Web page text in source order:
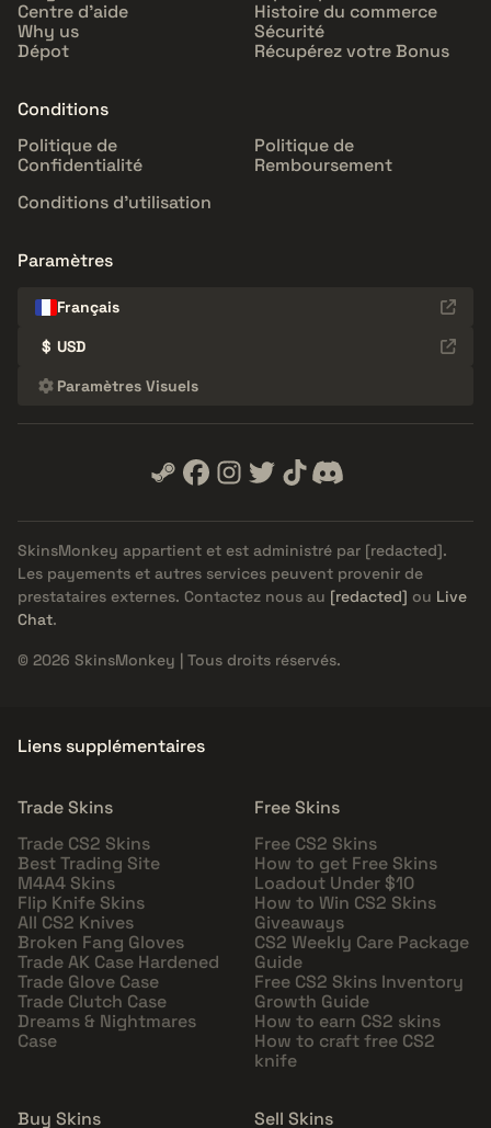
Centre d'aide
Why us
Dépot
Histoire du commerce
Sécurité
Récupérez votre Bonus
Conditions
Politique de
Confidentialité
Politique de
Remboursement
Conditions d'utilisation
Paramètres
Français
$ USD
Paramètres Visuels
SkinsMonkey appartient et est administré par [redacted].
Les payements et autres services peuvent provenir de
prestataires externes. Contactez nous au [redacted] ou Live
Chat.
© 2026 SkinsMonkey | Tous droits réservés.
Liens supplémentaires
Trade Skins
Trade CS2 Skins
Best Trading Site
M4A4 Skins
Flip Knife Skins
All CS2 Knives
Broken Fang Gloves
Trade AK Case Hardened
Trade Glove Case
Trade Clutch Case
Dreams & Nightmares
Case
Free Skins
Free CS2 Skins
How to get Free Skins
Loadout Under $10
How to Win CS2 Skins
Giveaways
CS2 Weekly Care Package
Guide
Free CS2 Skins Inventory
Growth Guide
How to earn CS2 skins
How to craft free CS2
knife
Buy Skins Sell Skins